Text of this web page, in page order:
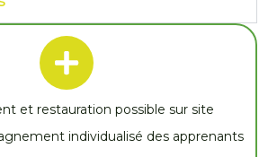
et restauration possible sur site
individualisé des apprenants